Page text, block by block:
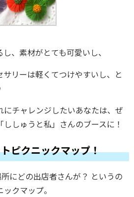
、素材がとても可愛いし、
リーは軽くてつけやすいし、と
にチャレンジしたいあなたは、ぜ
しゅうと私」さんのブースに！
ピクニックマップ！
にどの出店者さんが？ というの
クマップ。